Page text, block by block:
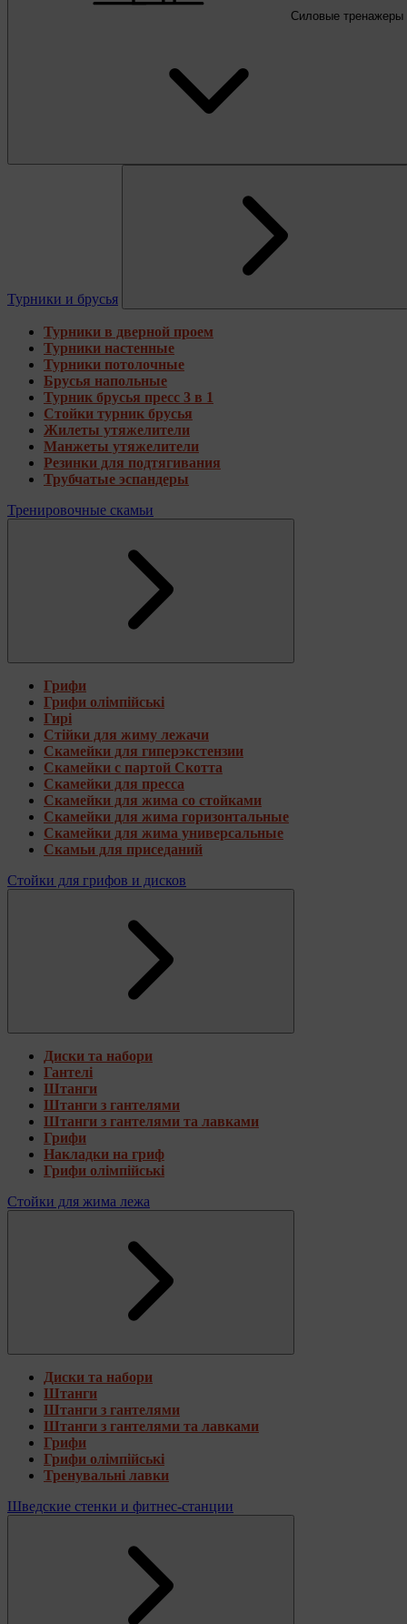
Силовые тренажеры
Турники и брусья
Турники в дверной проем
Турники настенные
Турники потолочные
Брусья напольные
Турник брусья пресс 3 в 1
Стойки турник брусья
Жилеты утяжелители
Манжеты утяжелители
Резинки для подтягивания
Трубчатые эспандеры
Тренировочные скамьи
Грифи
Грифи олімпійські
Гирі
Стійки для жиму лежачи
Скамейки для гиперэкстензии
Скамейки с партой Скотта
Скамейки для пресса
Скамейки для жима со стойками
Скамейки для жима горизонтальные
Скамейки для жима универсальные
Скамьи для приседаний
Стойки для грифов и дисков
Диски та набори
Гантелі
Штанги
Штанги з гантелями
Штанги з гантелями та лавками
Грифи
Накладки на гриф
Грифи олімпійські
Стойки для жима лежа
Диски та набори
Штанги
Штанги з гантелями
Штанги з гантелями та лавками
Грифи
Грифи олімпійські
Тренувальні лавки
Шведские стенки и фитнес-станции